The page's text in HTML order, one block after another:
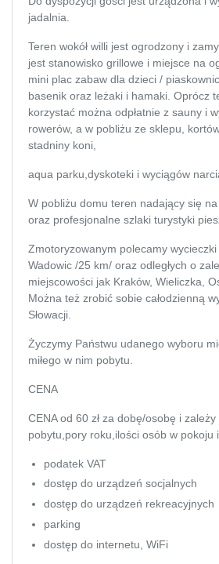
jadalnia.
Teren wokół willi jest ogrodzony i
stanowisko grillowe i miejsce na
plac zabaw dla dzieci / piaskownica,
leżaki i hamaki. Oprócz tego, na
odpłatnie z sauny i wypożyczalni
sklepu, kortów tenisowych, stadniny
oraz profesjonalne szlaki turystyki
Wadowic /25 km/ oraz odległych o
miejscowości jak Kraków, Wieliczka,
Można też zrobić sobie całodzienną
Słowacji.
miłego w nim pobytu.
pobytu,pory roku,ilości osób w pokoju i
dostęp do urządzeń socjalnych
dostęp do urządzeń rekreacyjnych
parking
dostęp do internetu, WiFi